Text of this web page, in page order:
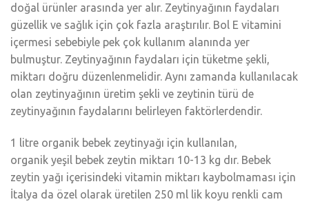
doğal ürünler arasında yer alır. Zeytinyağının faydaları
güzellik ve sağlık için çok fazla araştırılır. Bol E vitamini
içermesi sebebiyle pek çok kullanım alanında yer
bulmuştur. Zeytinyağının faydaları için tüketme şekli,
miktarı doğru düzenlenmelidir. Aynı zamanda kullanılacak
olan zeytinyağının üretim şekli ve zeytinin türü de
zeytinyağının faydalarını belirleyen faktörlerdendir.
1 litre organik bebek zeytinyağı için kullanılan,
organik yeşil bebek zeytin miktarı 10-13 kg dır. Bebek
zeytin yağı içerisindeki vitamin miktarı kaybolmaması için
İtalya da özel olarak üretilen 250 ml lik koyu renkli cam